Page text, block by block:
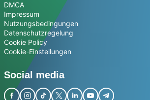
DMCA
Impressum
Nutzungsbedingungen
Datenschutzregelung
Cookie Policy
Cookie-Einstellungen
Social media